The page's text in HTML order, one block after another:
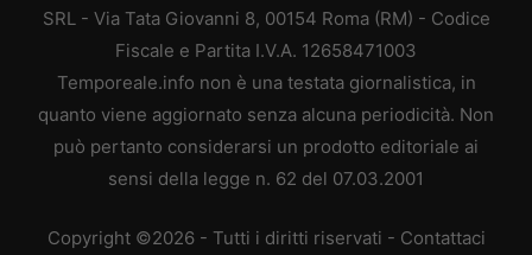
SRL - Via Tata Giovanni 8, 00154 Roma (RM) - Codice
Fiscale e Partita I.V.A. 12658471003
Temporeale.info non è una testata giornalistica, in
quanto viene aggiornato senza alcuna periodicità. Non
può pertanto considerarsi un prodotto editoriale ai
sensi della legge n. 62 del 07.03.2001
Copyright ©2026 - Tutti i diritti riservati - Contattaci